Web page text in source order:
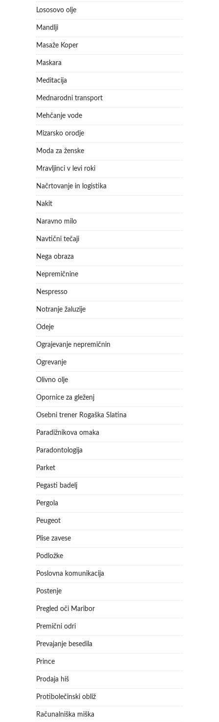
Lososovo olje
Mandlji
Masaže Koper
Maskara
Meditacija
Mednarodni transport
Mehčanje vode
Mizarsko orodje
Moda za ženske
Mravljinci v levi roki
Načrtovanje in logistika
Nakit
Naravno milo
Navtični tečaji
Nega obraza
Nepremičnine
Nespresso
Notranje žaluzije
Odeje
Ograjevanje nepremičnin
Ogrevanje
Olivno olje
Opornice za gleženj
Osebni trener Rogaška Slatina
Paradižnikova omaka
Paradontologija
Parket
Pegasti badelj
Pergola
Peugeot
Plise zavese
Podložke
Poslovna komunikacija
Postenje
Pregled oči Maribor
Premični odri
Prevajanje besedila
Prince
Prodaja hiš
Protibolečinski obliž
Računalniška miška